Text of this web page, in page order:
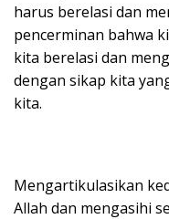
harus berelasi dan
pencerminan bahwa
kita berelasi dan
dengan sikap kita
kita.
Mengartikulasikan
Allah dan mengasihi